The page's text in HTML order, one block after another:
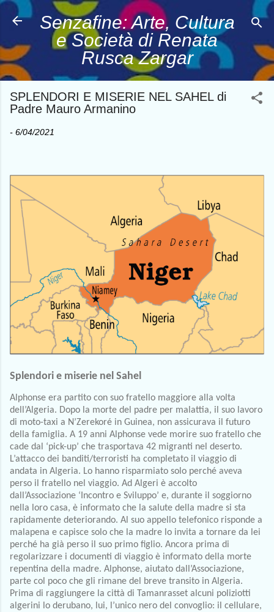
Passa ai contenuti principali
Senzafine: Arte, Cultura
e Società di Renata
Rusca Zargar
SPLENDORI E MISERIE NEL SAHEL di
Padre Mauro Armanino
- 6/04/2021
Splendori e miserie nel Sahel
Alphonse era partito con suo fratello maggiore alla volta
dell’Algeria. Dopo la morte del padre per malattia, il suo lavoro
di moto-taxi a N’Zerekoré in Guinea, non assicurava il futuro
della famiglia. A 19 anni Alphonse vede morire suo fratello che
cade dal ‘pick-up’ che trasportava 42 migranti nel deserto.
L’attacco dei banditi/terroristi ha completato il viaggio di
andata in Algeria. Lo hanno risparmiato solo perché aveva
perso il fratello nel viaggio. Ad Algeri è accolto
dall’Associazione ‘Incontro e Sviluppo’ e, durante il soggiorno
nella loro casa, è informato che la salute della madre si sta
rapidamente deteriorando. Al suo appello telefonico risponde a
malapena e capisce solo che la madre lo invita a tornare da lei
perché ha già perso il suo primo figlio. Ancora prima di
regolarizzare i documenti di viaggio è informato della morte
repentina della madre. Alphonse, aiutato dall’Associazione,
parte col poco che gli rimane del breve transito in Algeria.
Prima di raggiungere la città di Tamanrasset alcuni poliziotti
algerini lo derubano, lui, l’unico nero del convoglio: il cellulare,